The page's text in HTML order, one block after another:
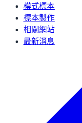
模式標本
標本製作
相關網站
最新消息